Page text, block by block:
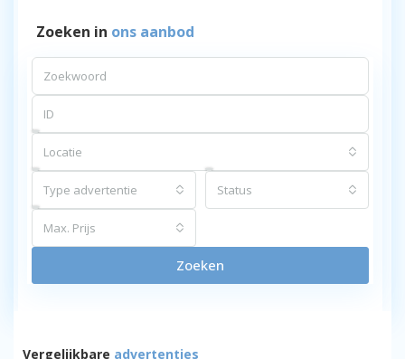
Zoeken in ons aanbod
Locatie
Type advertentie Status
Max. Prijs
Zoeken
Vergelijkbare advertenties